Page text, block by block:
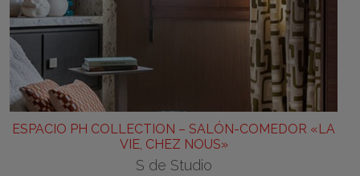
ESPACIO PH COLLECTION – SALÓN-COMEDOR «LA
VIE, CHEZ NOUS»
S de Studio